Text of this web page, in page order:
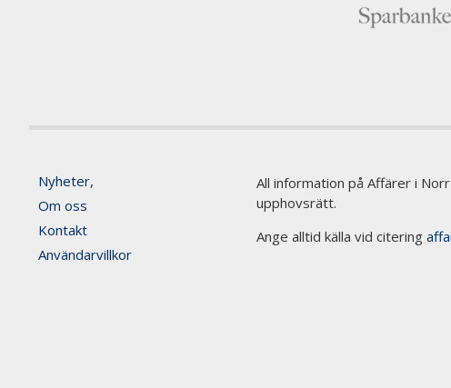
Nyheter,
Om oss
Kontakt
Användarvillkor
All information på Affärer i
upphovsrätt.
Ange alltid källa vid citering